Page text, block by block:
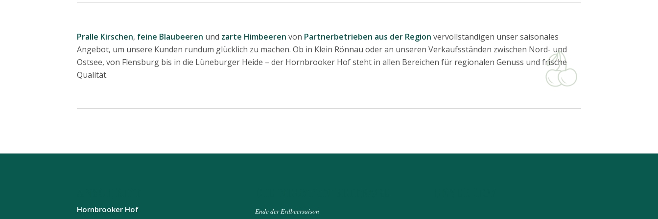
Pralle Kirschen, feine Blaubeeren und zarte Himbeeren von Partnerbetrieben aus der Region vervollständigen unser saisonales
Angebot, um unsere Kunden rundum glücklich zu machen. Ob in Klein Rönnau oder an unseren Verkaufsständen zwischen Nord- und
Ostsee, von Flensburg bis in die Lüneburger Heide – der Hornbrooker Hof steht in allen Bereichen für regionalen Genuss und frische
Qualität.
Hornbrooker Hof
Ende der Erdbeersaison